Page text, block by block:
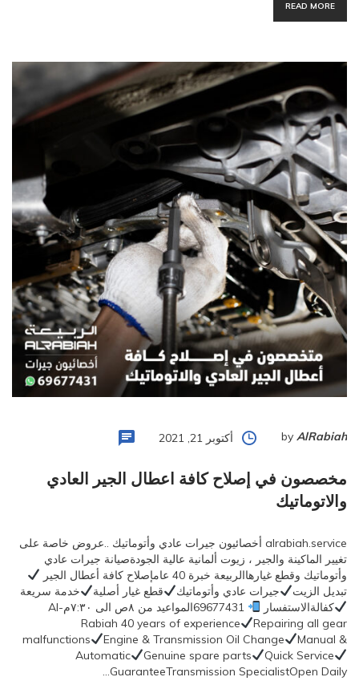
READ MORE
by AlRabiah أكتوبر 21, 2021
مخصصون في إصلاح كافة اعطال الجير العادي
والاتوماتيك
alrabiah.service أخصائيون جيرات عادي وأتوماتيك ..عروض خاصة على
تغيير الماكينة والجير ، زيوت ألمانية عالية الجودةصيانة جيرات عادي
وأتوماتيك وقطع غيارهاالربيعة خبرة 40 عامإصلاح كافة أعطال الجير
تبديل الزيت
جيرات عادي وأتوماتيك قطع غيار أصلية
خدمة سريعة
كفالةالاستفسار
69677431المواعيد من ٨ص الى ٧:٣٠مAl-
Rabiah 40 years of experience
Repairing all gear
malfunctions
Engine & Transmission Oil Change
Manual &
Automatic
Genuine spare parts
Quick Service
GuaranteeTransmission SpecialistOpen Daily…